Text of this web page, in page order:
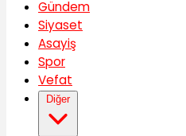
Gündem
Siyaset
Asayiş
Spor
Vefat
Diğer